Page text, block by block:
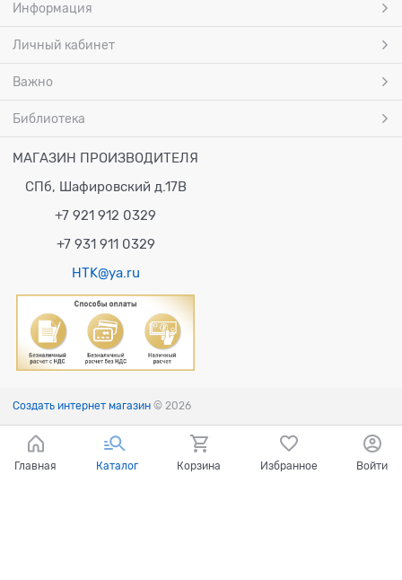
Информация
Личный кабинет
Важно
Библиотека
МАГАЗИН ПРОИЗВОДИТЕЛЯ
СПб, Шафировский д.17В
+7 921 912 0329
+7 931 911 0329
HTK@ya.ru
Создать интернет магазин © 2026
Главная Каталог Корзина Избранное Войти